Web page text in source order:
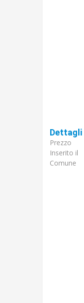
Dettagli
Prezzo
Inserito il
Comune